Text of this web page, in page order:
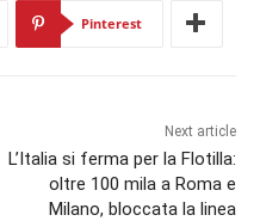
Pinterest
Next article
L’Italia si ferma per la Flotilla:
oltre 100 mila a Roma e
Milano, bloccata la linea